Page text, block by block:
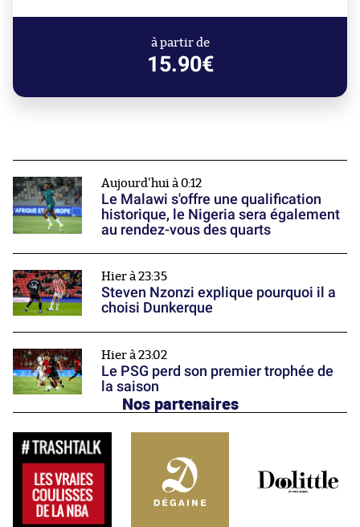
à partir de
15.90€
Aujourd'hui à 0:12
Le Malawi s'offre une qualification
historique, le Nigeria sera également
au rendez-vous des quarts
Hier à 23:35
Steven Nzonzi explique pourquoi il a
choisi Dunkerque
Hier à 23:02
Le PSG perd son premier trophée de
la saison
Nos partenaires